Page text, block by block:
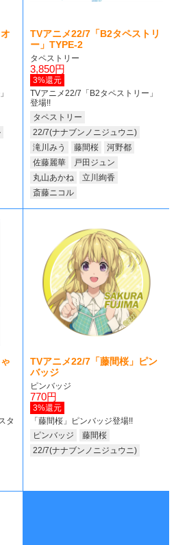
TVアニメ22/7「B2タペストリ
ー」TYPE-2
タペストリー
3,850円
3%還元
TVアニメ22/7「B2タペストリー」
登場!!
タペストリー
22/7(ナナブンノニジュウニ)
滝川みう
藤間桜
河野都
佐藤麗華
戸田ジュン
丸山あかね
立川絢香
斎藤ニコル
タ
TVアニメ22/7「藤間桜」ピン
バッジ
ピンバッジ
770円
3%還元
「藤間桜」ピンバッジ登場!!
ピンバッジ
藤間桜
22/7(ナナブンノニジュウニ)